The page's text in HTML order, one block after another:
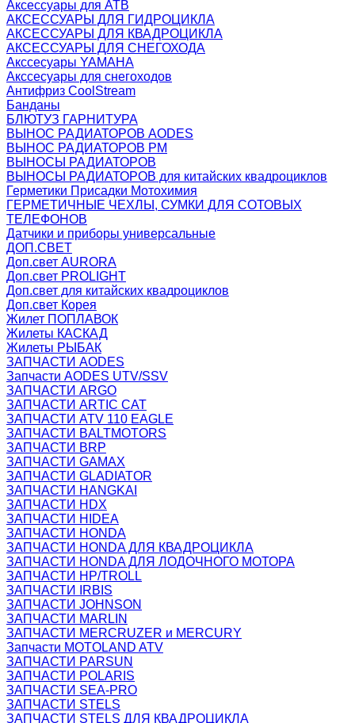
Аксессуары для АТВ
АКСЕССУАРЫ ДЛЯ ГИДРОЦИКЛА
АКСЕССУАРЫ ДЛЯ КВАДРОЦИКЛА
АКСЕССУАРЫ ДЛЯ СНЕГОХОДА
Акссесуары YAMAHA
Акссесуары для снегоходов
Антифриз CoolStream
Банданы
БЛЮТУЗ ГАРНИТУРА
ВЫНОС РАДИАТОРОВ AODES
ВЫНОС РАДИАТОРОВ РМ
ВЫНОСЫ РАДИАТОРОВ
ВЫНОСЫ РАДИАТОРОВ для китайских квадроциклов
Герметики Присадки Мотохимия
ГЕРМЕТИЧНЫЕ ЧЕХЛЫ, СУМКИ ДЛЯ СОТОВЫХ
ТЕЛЕФОНОВ
Датчики и приборы универсальные
ДОП.СВЕТ
Доп.свет AURORA
Доп.свет PROLIGHT
Доп.свет для китайских квадроциклов
Доп.свет Корея
Жилет ПОПЛАВОК
Жилеты КАСКАД
Жилеты РЫБАК
ЗАПЧАСТИ AODES
Запчасти AODES UTV/SSV
ЗАПЧАСТИ ARGO
ЗАПЧАСТИ ARTIC CAT
ЗАПЧАСТИ ATV 110 EAGLE
ЗАПЧАСТИ BALTMOTORS
ЗАПЧАСТИ BRP
ЗАПЧАСТИ GAMAX
ЗАПЧАСТИ GLADIATOR
ЗАПЧАСТИ HANGKAI
ЗАПЧАСТИ HDX
ЗАПЧАСТИ HIDEA
ЗАПЧАСТИ HONDA
ЗАПЧАСТИ HONDA ДЛЯ КВАДРОЦИКЛА
ЗАПЧАСТИ HONDA ДЛЯ ЛОДОЧНОГО МОТОРА
ЗАПЧАСТИ HP/TROLL
ЗАПЧАСТИ IRBIS
ЗАПЧАСТИ JOHNSON
ЗАПЧАСТИ MARLIN
ЗАПЧАСТИ MERCRUZER и MERCURY
Запчасти MOTOLAND ATV
ЗАПЧАСТИ PARSUN
ЗАПЧАСТИ POLARIS
ЗАПЧАСТИ SEA-PRO
ЗАПЧАСТИ STELS
ЗАПЧАСТИ STELS ДЛЯ КВАДРОЦИКЛА